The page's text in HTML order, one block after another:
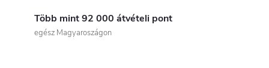
Több mint 92 000 átvételi pont
egész Magyaroszágon